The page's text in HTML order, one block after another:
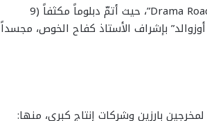
الدراسة الأكاديمية (2024): انتقل إلى دمشق للالتحاق بمعهد “Drama Road”، حيث أتمّ دبلوماً مكثفاً (9
بإشراف الأستاذ كفاح الخوص، مجسداً
بارزين وشركات إنتاج كبرى، منها: